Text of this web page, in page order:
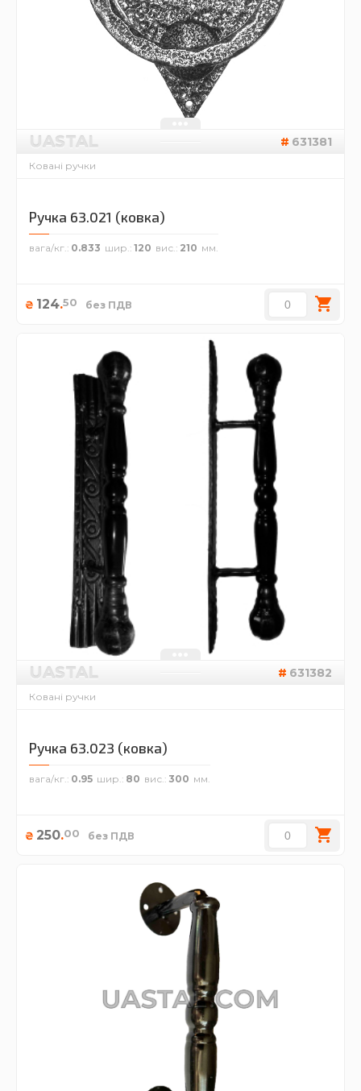
UASTAL 631381
Ковані ручки
Ручка 63.021 (ковка)
вага/кг. 0.833 шир. 120 вис. 210
₴ 124.50 без ПДВ
UASTAL 631382
Ковані ручки
Ручка 63.023 (ковка)
вага/кг. 0.95 шир. 80 вис. 300
₴ 250.00 без ПДВ